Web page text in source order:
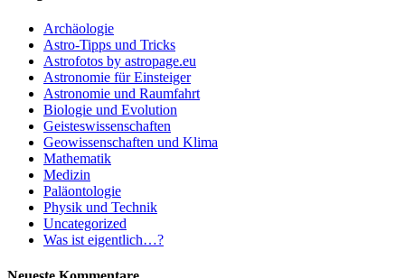
Archäologie
Astro-Tipps und Tricks
Astrofotos by astropage.eu
Astronomie für Einsteiger
Astronomie und Raumfahrt
Biologie und Evolution
Geisteswissenschaften
Geowissenschaften und Klima
Mathematik
Medizin
Paläontologie
Physik und Technik
Uncategorized
Was ist eigentlich…?